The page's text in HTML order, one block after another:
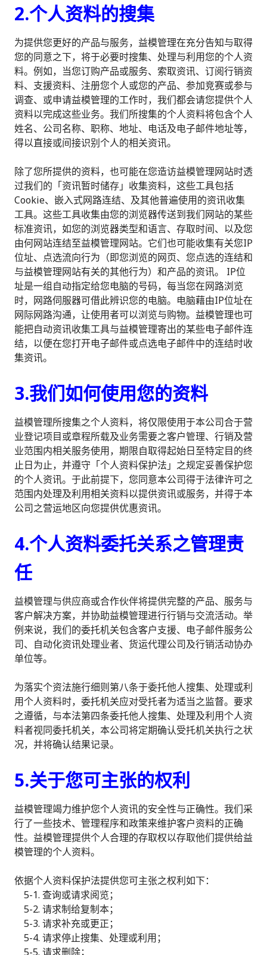
2.个人资料的搜集
为提供您更好的产品与服务，益模管理在充分告知与取得
您的同意之下，将于必要时搜集、处理与利用您的个人资
料。例如，当您订购产品或服务、索取资讯、订阅行销资
料、支援资料、注册您个人或您的产品、参加竞赛或参与
调查、或申请益模管理的工作时，我们都会请您提供个人
资料以完成这些业务。我们所搜集的个人资料将包含个人
姓名、公司名称、职称、地址、电话及电子邮件地址等，
得以直接或间接识别个人的相关资讯。
除了您所提供的资料，也可能在您造访益模管理网站时透
过我们的「资讯暂时储存」收集资料，这些工具包括
Cookie、嵌入式网路连结、及其他普遍使用的资讯收集
工具。这些工具收集由您的浏览器传送到我们网站的某些
标准资讯，如您的浏览器类型和语言、存取时间、以及您
由何网站连结至益模管理网站。它们也可能收集有关您IP
位址、点选流向行为（即您浏览的网页、您点选的连结和
与益模管理网站有关的其他行为）和产品的资讯。 IP位
址是一组自动指定给您电脑的号码，每当您在网路浏览
时，网路伺服器可借此辨识您的电脑。电脑藉由IP位址在
网际网路沟通，让使用者可以浏览与购物。益模管理也可
能把自动资讯收集工具与益模管理寄出的某些电子邮件连
结，以便在您打开电子邮件或点选电子邮件中的连结时收
集资讯。
3.我们如何使用您的资料
益模管理所搜集之个人资料，将仅限使用于本公司合于营
业登记项目或章程所载及业务需要之客户管理、行销及营
业范围内相关服务使用，期限自取得起始日至特定目的终
止日为止，并遵守「个人资料保护法」之规定妥善保护您
的个人资讯。于此前提下，您同意本公司得于法律许可之
范围内处理及利用相关资料以提供资讯或服务，并得于本
公司之营运地区向您提供优惠资讯。
4.个人资料委托关系之管理责
任
益模管理与供应商或合作伙伴将提供完整的产品、服务与
客户解决方案，并协助益模管理进行行销与交流活动。举
例来说，我们的委托机关包含客户支援、电子邮件服务公
司、自动化资讯处理业者、货运代理公司及行销活动协办
单位等。
为落实个资法施行细则第八条于委托他人搜集、处理或利
用个人资料时，委托机关应对受托者为适当之监督。要求
之遵循，与本法第四条委托他人搜集、处理及利用个人资
料者视同委托机关，本公司将定期确认受托机关执行之状
况，并将确认结果记录。
5.关于您可主张的权利
益模管理竭力维护您个人资讯的安全性与正确性。我们采
行了一些技术、管理程序和政策来维护客户资料的正确
性。益模管理提供个人合理的存取权以存取他们提供给益
模管理的个人资料。
依据个人资料保护法提供您可主张之权利如下：
5-1. 查询或请求阅览；
5-2. 请求制给复制本；
5-3. 请求补充或更正；
5-4. 请求停止搜集、处理或利用；
5-5. 请求删除；